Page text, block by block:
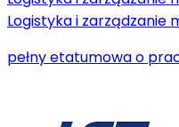
Logistyka i zarządzanie
pełny etatumowa o